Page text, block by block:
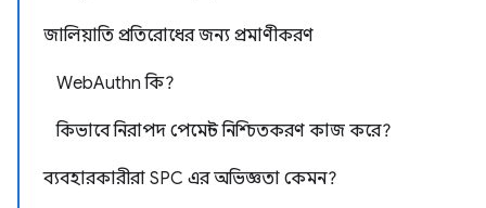
জালিয়াতি প্রতিরোধের জন্য প্রমাণীকরণ
WebAuthn কি?
কিভাবে নিরাপদ পেমেন্ট নিশ্চিতকরণ কাজ করে?
ব্যবহারকারীরা SPC এর অভিজ্ঞতা কেমন?